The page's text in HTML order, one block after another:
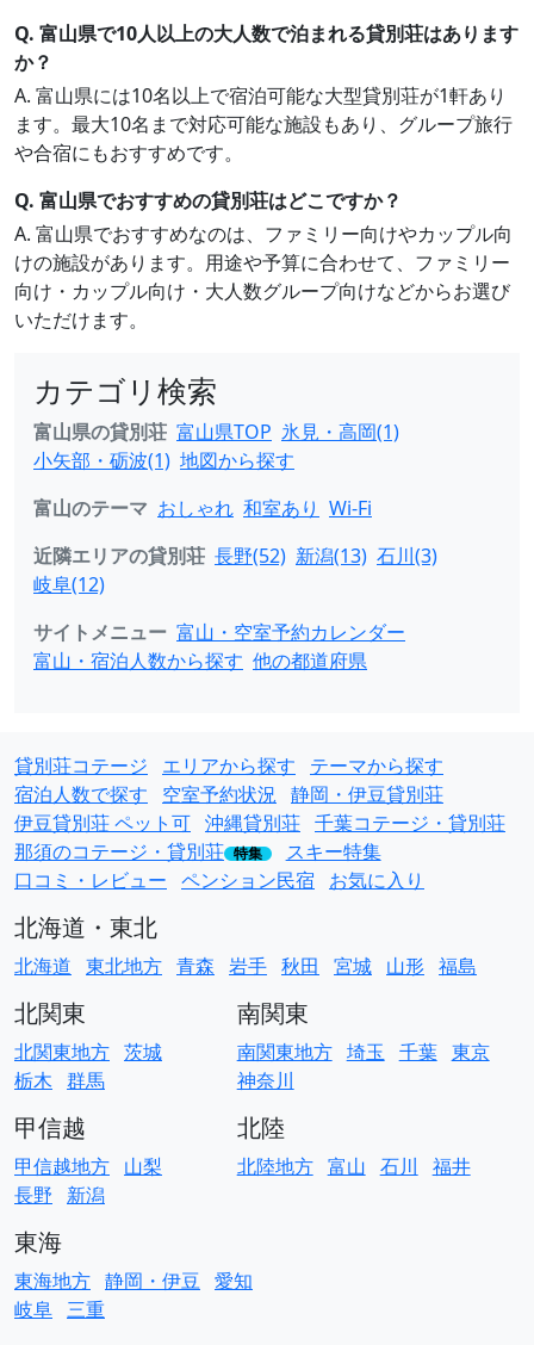
Q. 富山県で10人以上の大人数で泊まれる貸別荘はあります
か？
A. 富山県には10名以上で宿泊可能な大型貸別荘が1軒あり
ます。最大10名まで対応可能な施設もあり、グループ旅行
や合宿にもおすすめです。
Q. 富山県でおすすめの貸別荘はどこですか？
A. 富山県でおすすめなのは、ファミリー向けやカップル向
けの施設があります。用途や予算に合わせて、ファミリー
向け・カップル向け・大人数グループ向けなどからお選び
いただけます。
カテゴリ検索
富山県の貸別荘 富山県TOP 氷見・高岡(1)
小矢部・砺波(1) 地図から探す
富山のテーマ おしゃれ 和室あり Wi-Fi
近隣エリアの貸別荘 長野(52) 新潟(13) 石川(3)
岐阜(12)
サイトメニュー 富山・空室予約カレンダー
富山・宿泊人数から探す 他の都道府県
貸別荘コテージ エリアから探す
テーマから探す
宿泊人数で探す
空室予約状況 静岡・伊豆貸別荘
伊豆貸別荘 ペット可 沖縄貸別荘 千葉コテージ・貸別荘
那須のコテージ・貸別荘 特集
スキー特集
口コミ・レビュー ペンション民宿 お気に入り
北海道・東北
北海道 東北地方 青森 岩手 秋田 宮城 山形 福島
北関東
北関東地方 茨城
栃木 群馬
南関東
南関東地方 埼玉 千葉 東京
神奈川
甲信越
甲信越地方 山梨
長野
新潟
北陸
北陸地方 富山 石川 福井
東海
東海地方 静岡・伊豆 愛知
岐阜 三重